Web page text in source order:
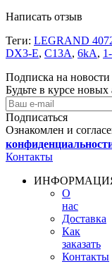
Написать отзыв
Теги: LEGRAND
DX3-E, С13A, 6kA,
Подписка на новости
Будьте в курсе
Подписаться
Ознакомлен и
Контакты
О
нас
Доставка
Как
заказать
Контакты